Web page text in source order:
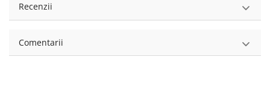
Recenzii
Comentarii